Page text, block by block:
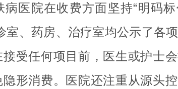
病医院在收费方面坚持“明码
室、药房、治疗室均公示了各
受任何项目前，医生或护士
隐形消费。医院还注重从源头